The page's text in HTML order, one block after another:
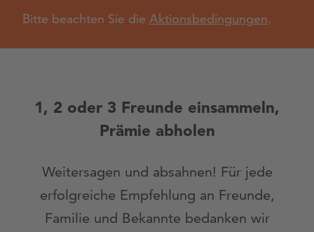
Bitte beachten Sie die Aktionsbedingungen.
1, 2 oder 3 Freunde einsammeln,
Prämie abholen
Weitersagen und absahnen! Für jede
erfolgreiche Empfehlung an Freunde,
Familie und Bekannte bedanken wir